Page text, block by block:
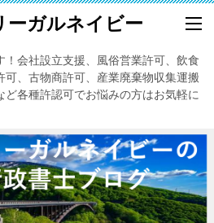
ーガルネイビー
会社設立支援、風俗営業許可、飲食
可、古物商許可、産業廃棄物収集運搬
各種許認可でお悩みの方はお気軽に